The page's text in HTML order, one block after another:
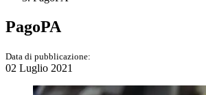
PagoPA
Data di pubblicazione:
02 Luglio 2021